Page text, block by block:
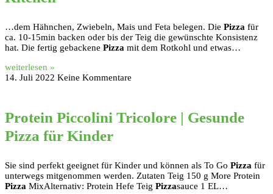
…dem Hähnchen, Zwiebeln, Mais und Feta belegen. Die Pizza für
ca. 10-15min backen oder bis der Teig die gewünschte Konsistenz
hat. Die fertig gebackene Pizza mit dem Rotkohl und etwas…
weiterlesen »
14. Juli 2022 Keine Kommentare
Protein Piccolini Tricolore | Gesunde
Pizza für Kinder
Sie sind perfekt geeignet für Kinder und können als To Go Pizza für
unterwegs mitgenommen werden. Zutaten Teig 150 g More Protein
Pizza MixAlternativ: Protein Hefe Teig Pizzasauce 1 EL…